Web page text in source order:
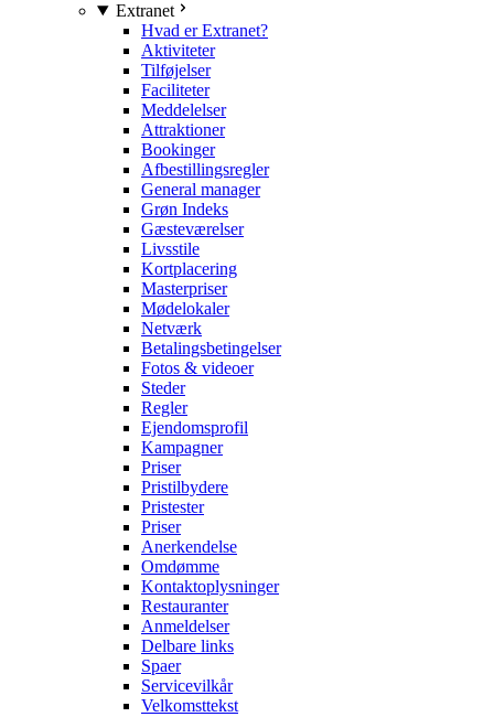
Extranet
Hvad er Extranet?
Aktiviteter
Tilføjelser
Faciliteter
Meddelelser
Attraktioner
Bookinger
Afbestillingsregler
General manager
Grøn Indeks
Gæsteværelser
Livsstile
Kortplacering
Masterpriser
Mødelokaler
Netværk
Betalingsbetingelser
Fotos & videoer
Steder
Regler
Ejendomsprofil
Kampagner
Priser
Pristilbydere
Pristester
Priser
Anerkendelse
Omdømme
Kontaktoplysninger
Restauranter
Anmeldelser
Delbare links
Spaer
Servicevilkår
Velkomsttekst